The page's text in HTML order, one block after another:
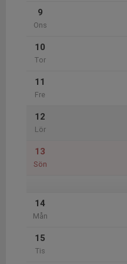
9
Ons
10
Tor
11
Fre
12
Lör
13
Sön
14
Mån
15
Tis